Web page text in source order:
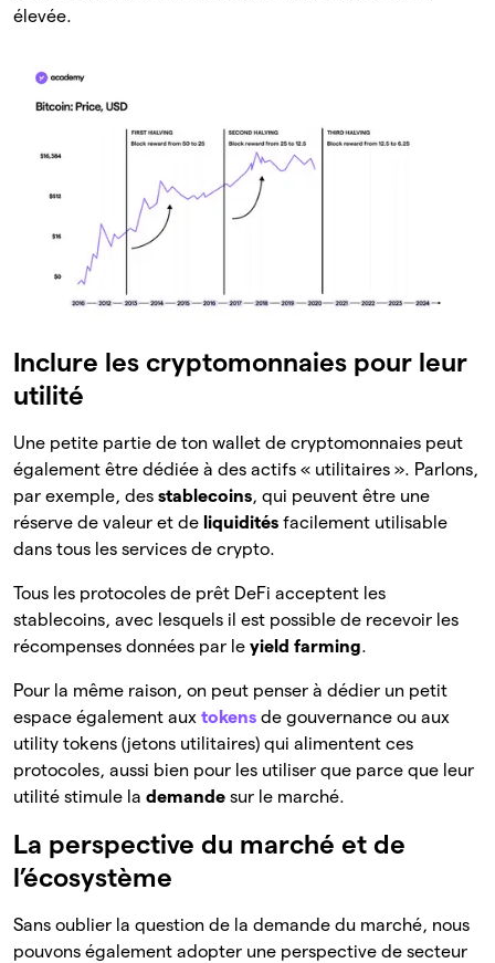
élevée.
Inclure les cryptomonnaies pour leur
utilité
Une petite partie de ton wallet de cryptomonnaies peut
également être dédiée à des actifs « utilitaires ». Parlons,
par exemple, des stablecoins, qui peuvent être une
réserve de valeur et de liquidités facilement utilisable
dans tous les services de crypto.
Tous les protocoles de prêt DeFi acceptent les
stablecoins, avec lesquels il est possible de recevoir les
récompenses données par le yield farming.
Pour la même raison, on peut penser à dédier un petit
espace également aux tokens de gouvernance ou aux
utility tokens (jetons utilitaires) qui alimentent ces
protocoles, aussi bien pour les utiliser que parce que leur
utilité stimule la demande sur le marché.
La perspective du marché et de
l’écosystème
Sans oublier la question de la demande du marché, nous
pouvons également adopter une perspective de secteur